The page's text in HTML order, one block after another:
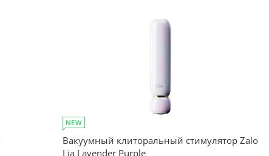
NEW
Вакуумный клиторальный стимулятор Zalo
Lia Lavender Purple